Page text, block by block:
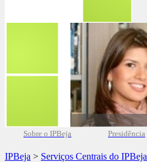
Sobre o IPBeja Presidência
IPBeja > Serviços Centrais do IPBeja